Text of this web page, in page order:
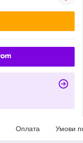
Оплата Умови